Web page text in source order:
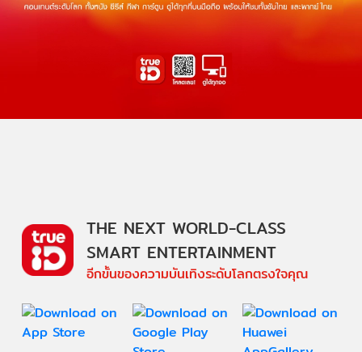
THE NEXT WORLD-CLASS
SMART ENTERTAINMENT
อีกขั้นของความบันเทิงระดับโลกตรงใจคุณ